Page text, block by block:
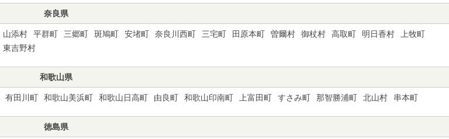
奈良県
山添村 平群町 三郷町 斑鳩町 安堵町 奈良川西町 三宅町 田原本町 曽爾村 御杖村 高取町 明日香村
上牧町
東吉野村
和歌山県
有田川町 和歌山美浜町 和歌山日高町 由良町 和歌山印南町 上富田町 すさみ町 那智勝浦町 北山村 串本町
徳島県